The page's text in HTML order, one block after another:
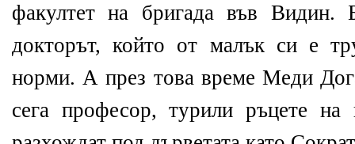
факултет на бригада във Видин.
докторът, който от малък си е
норми. А през това време Меди
сега професор, турили ръцете